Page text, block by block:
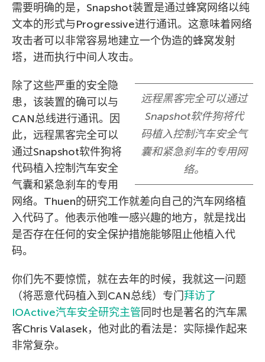
需要明确的是，Snapshot装置是通过蜂窝网络以纯
文本的形式与Progressive进行通讯。这意味着网络
攻击者可以非常容易地建立一个伪造的蜂窝发射
塔，进而执行中间人攻击。
远程黑客完全可以通过
Snapshot软件狗将代
码植入控制汽车安全气
囊和紧急刹车的专用网
络。
除了这些严重的安全隐
患，该装置的确可以与
CAN总线进行通讯。因
此，远程黑客完全可以
通过Snapshot软件狗将
代码植入控制汽车安全
气囊和紧急刹车的专用
网络。Thuen的研究工作就差向自己的汽车网络植
入代码了。他表示他唯一感兴趣的地方，就是找出
是否存在任何的安全保护措施能够阻止他植入代
码。
你们先不要惊慌，就在去年的时候，我就这一问题
（将恶意代码植入到CAN总线）专门拜访了
IOActive汽车安全研究主管同时也是著名的汽车黑
客Chris Valasek，他对此的看法是：实际操作起来
非常复杂。